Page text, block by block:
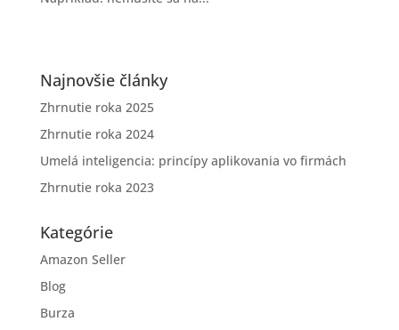
Najnovšie články
Zhrnutie roka 2025
Zhrnutie roka 2024
Umelá inteligencia: princípy aplikovania vo firmách
Zhrnutie roka 2023
Kategórie
Amazon Seller
Blog
Burza